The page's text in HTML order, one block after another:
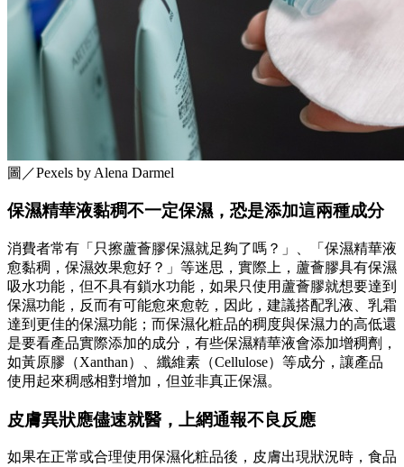
圖／Pexels by Alena Darmel
保濕精華液黏稠不一定保濕，恐是添加這兩種成分
消費者常有「只擦蘆薈膠保濕就足夠了嗎？」、「保濕精華液
愈黏稠，保濕效果愈好？」等迷思，實際上，蘆薈膠具有保濕
吸水功能，但不具有鎖水功能，如果只使用蘆薈膠就想要達到
保濕功能，反而有可能愈來愈乾，因此，建議搭配乳液、乳霜
達到更佳的保濕功能；而保濕化粧品的稠度與保濕力的高低還
是要看產品實際添加的成分，有些保濕精華液會添加增稠劑，
如黃原膠（Xanthan）、纖維素（Cellulose）等成分，讓產品
使用起來稠感相對增加，但並非真正保濕。
皮膚異狀應儘速就醫，上網通報不良反應
如果在正常或合理使用保濕化粧品後，皮膚出現狀況時，食品